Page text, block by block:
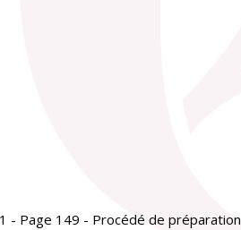
- Page 149 - Procédé de préparation